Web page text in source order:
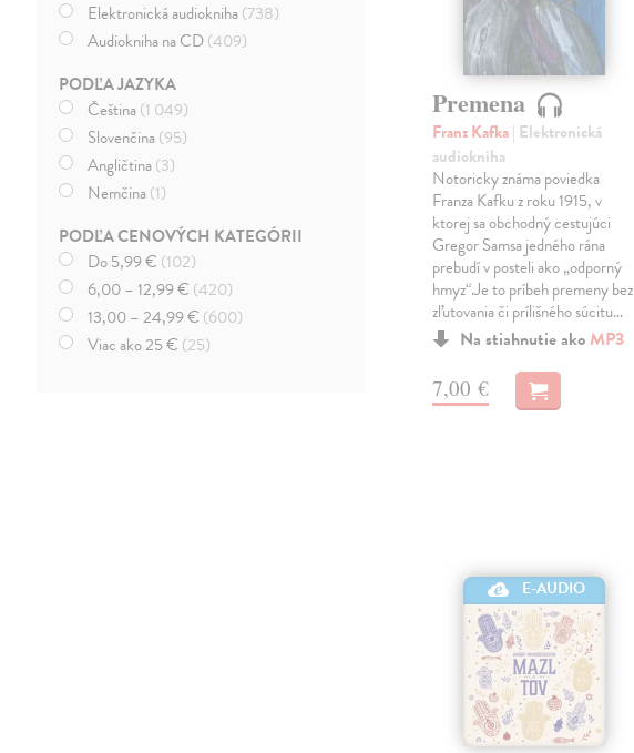
Elektronická audiokniha(738)
Audiokniha na CD(409)
PODĽA JAZYKA
Čeština(1 049)
Slovenčina(95)
Angličtina(3)
Nemčina(1)
PODĽA CENOVÝCH KATEGÓRII
Do 5,99 € (102)
6,00 – 12,99 € (420)
13,00 – 24,99 € (600)
Viac ako 25 € (25)
Premena
Franz Kafka| Elektronická
audiokniha
Notoricky známa poviedka
Franza Kafku z roku 1915, v
ktorej sa obchodný cestujúci
Gregor Samsa jedného rána
prebudí v posteli ako „odporný
hmyz“.Je to príbeh premeny bez
zľutovania či prílišného súcitu…
Na stiahnutie ako MP3
7,00 €
E-AUDIO